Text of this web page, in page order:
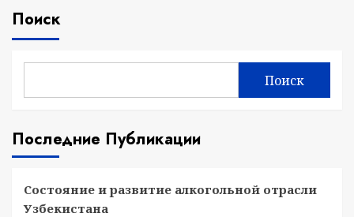
Поиск
Поиск
Последние Публикации
Состояние и развитие алкогольной отрасли
Узбекистана